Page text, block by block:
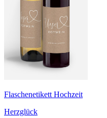
Flaschenetikett Hochzeit
Herzglück